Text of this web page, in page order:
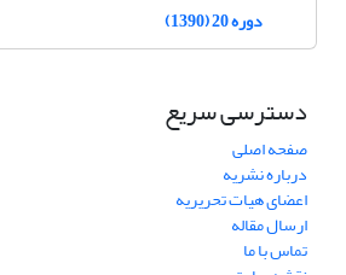
دوره 20 (1390)
دسترسی سریع
صفحه اصلی
درباره نشریه
اعضای هیات تحریریه
ارسال مقاله
تماس با ما